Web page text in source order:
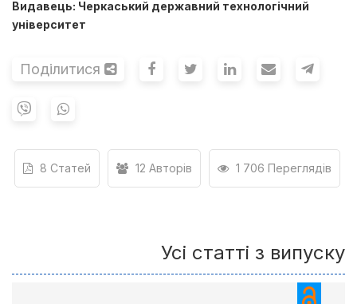
Видавець: ​Черкаський державний технологічний
університет
Поділитися
8 Статей 12 Авторів 1 706 Переглядів
Усі статті з випуску